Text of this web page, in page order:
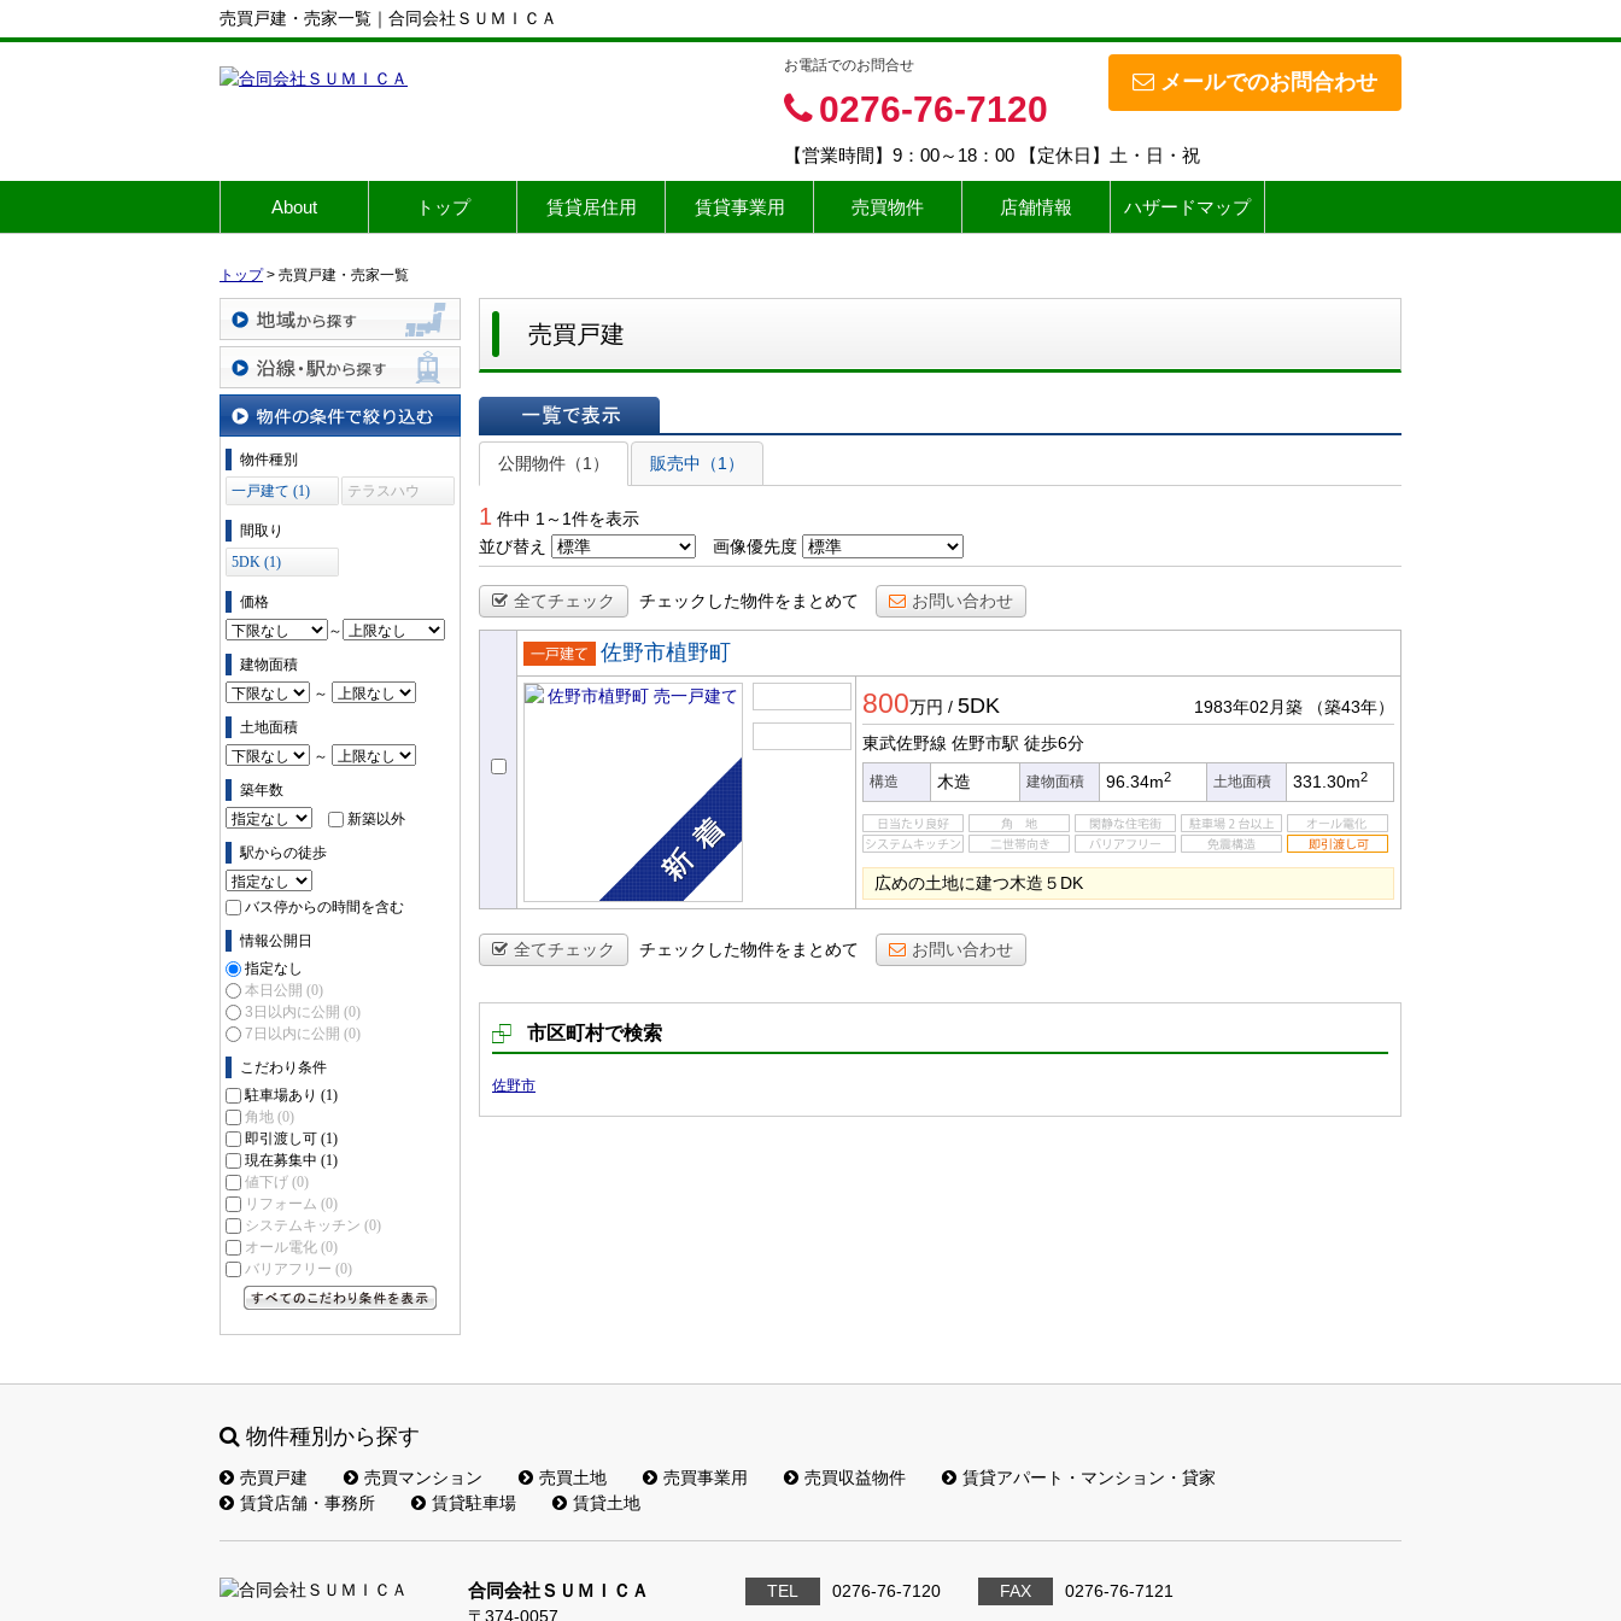
売買戸建・売家一覧｜合同会社ＳＵＭＩＣＡ
メールでのお問合わせ
お電話でのお問合せ
0276-76-7120
【営業時間】9：00～18：00 【定休日】土・日・祝
About トップ 賃貸居住用 賃貸事業用 売買物件 店舗情報 ハザードマップ
トップ> 売買戸建・売家一覧
地域から探す
沿線・駅から探す
物件の条件で絞り込む
物件種別
一戸建て (1)
テラスハウ
間取り
5DK (1)
価格
～
建物面積
～
土地面積
～
築年数
新築以外
駅からの徒歩
バス停からの時間を含む
情報公開日
指定なし
本日公開 (0)
3日以内に公開 (0)
7日以内に公開 (0)
こだわり条件
駐車場あり (1)
角地 (0)
即引渡し可 (1)
現在募集中 (1)
値下げ (0)
リフォーム (0)
システムキッチン (0)
オール電化 (0)
バリアフリー (0)
売買戸建
一覧で表示
公開物件（1）
販売中（1）
1 件中 1～1件を表示
並び替え
画像優先度
全てチェック チェックした物件をまとめて お問い合わせ
売一戸建
て
佐野市植野町
800万円 / 5DK 1983年02月築
（築43年）
東武佐野線 佐野市駅 徒歩6分
構造 木造 建物面積 96.34m2 土地面積 331.30m2
広めの土地に建つ木造５DK
全てチェック チェックした物件をまとめて お問い合わせ
市区町村で検索
佐野市
物件種別から探す
売買戸建 売買マンション 売買土地 売買事業用 売買収益物件
賃貸アパート・マンション・貸家
賃貸店舗・事務所
賃貸駐車場 賃貸土地
合同会社ＳＵＭＩＣＡ
〒374-0057
TEL 0276-76-7120 FAX 0276-76-7121